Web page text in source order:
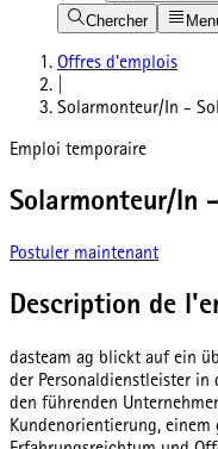
Chercher
Offres d'emplois
Solarmonteur/In -
Emploi temporaire
Solarmonteur/In
Postuler maintenant
Description de
dasteam ag blickt auf ein
der Personaldienstleister
den führenden
Kundenorientierung,